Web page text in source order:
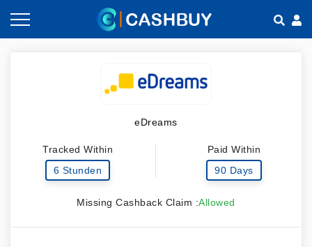
eDreams
Tracked Within
6 Stunden
Paid Within
90 Days
Missing Cashback Claim :Allowed
Shops nach Kategorien
Empfehlen & Verdienen
Häufig gestellte Fragen